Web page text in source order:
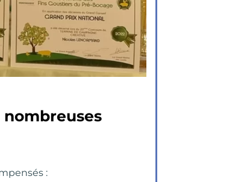
nombreuses
: